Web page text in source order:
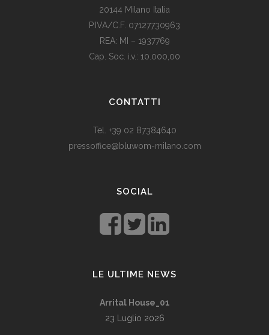
20144 Milano Italia
P.IVA/C.F. 07127730963
REA: MI – 1937769
Cap. Soc. i.v.: 10.000,00
med dagens valutadevaluering må mange av oss ty til billige
stedet for dyre designerklokker.
CONTATTI
Tel. +39 02 87384640
pressoffice@bluwom-milano.com
Rolex replicasono un’ottima opzione che
SOCIAL
LE ULTIME NEWS
Arrital House_01
23 Luglio 2026